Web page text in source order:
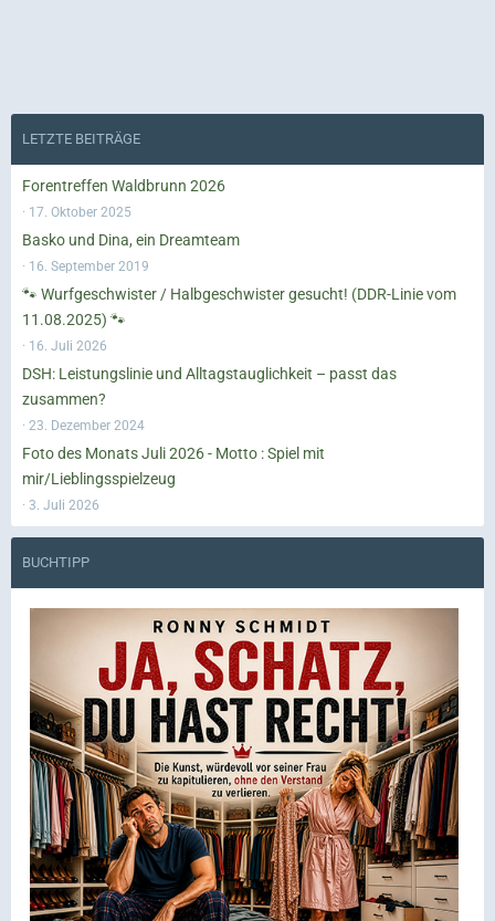
LETZTE BEITRÄGE
Forentreffen Waldbrunn 2026
17. Oktober 2025
Basko und Dina, ein Dreamteam
16. September 2019
🐾 Wurfgeschwister / Halbgeschwister gesucht! (DDR-Linie vom
11.08.2025) 🐾
16. Juli 2026
DSH: Leistungslinie und Alltagstauglichkeit – passt das
zusammen?
23. Dezember 2024
Foto des Monats Juli 2026 - Motto : Spiel mit
mir/Lieblingsspielzeug
3. Juli 2026
BUCHTIPP